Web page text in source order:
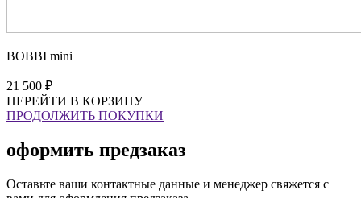
BOBBI mini
21 500 ₽
ПЕРЕЙТИ В КОРЗИНУ
ПРОДОЛЖИТЬ ПОКУПКИ
оформить предзаказ
Оставьте ваши контактные данные и менеджер свяжется с